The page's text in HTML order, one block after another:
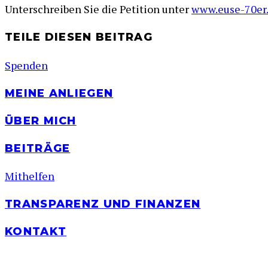
Unterschreiben Sie die Petition unterwww.euse-
TEILE DIESEN BEITRAG
Spenden
MEINE ANLIEGEN
ÜBER MICH
BEITRÄGE
Mithelfen
TRANSPARENZ UND FINANZEN
KONTAKT